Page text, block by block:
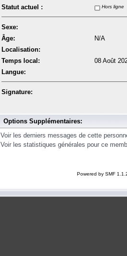
Statut actuel :
Hors ligne
Sexe:
Âge:
N/A
Localisation:
Temps local:
08 Août
Langue:
Signature:
Options Supplémentaires:
Voir les derniers messages de cette
Voir les statistiques générales pour ce
Powered by SMF